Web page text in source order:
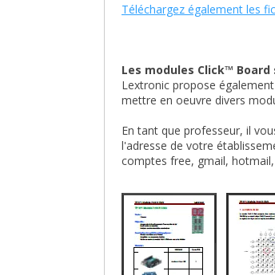
Téléchargez également les
Les modules Click™
Lextronic propose
mettre en oeuvre divers
En tant que professeur, il
l'adresse de votre
comptes free, gmail,